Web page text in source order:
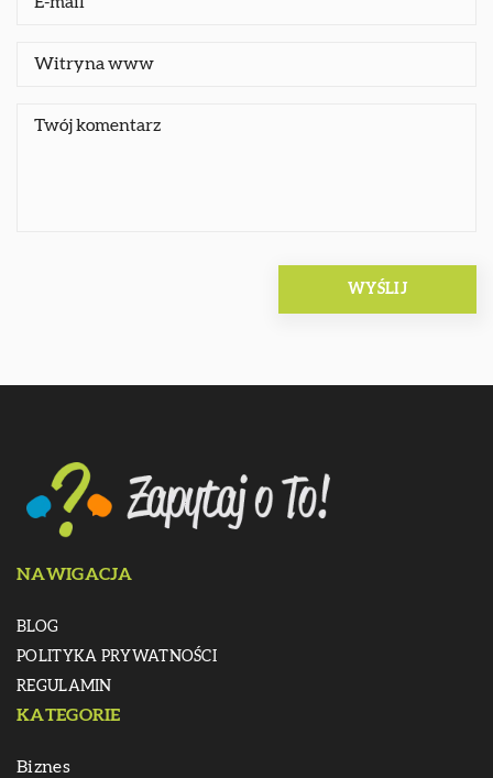
NAWIGACJA
BLOG
POLITYKA PRYWATNOŚCI
REGULAMIN
KATEGORIE
Biznes